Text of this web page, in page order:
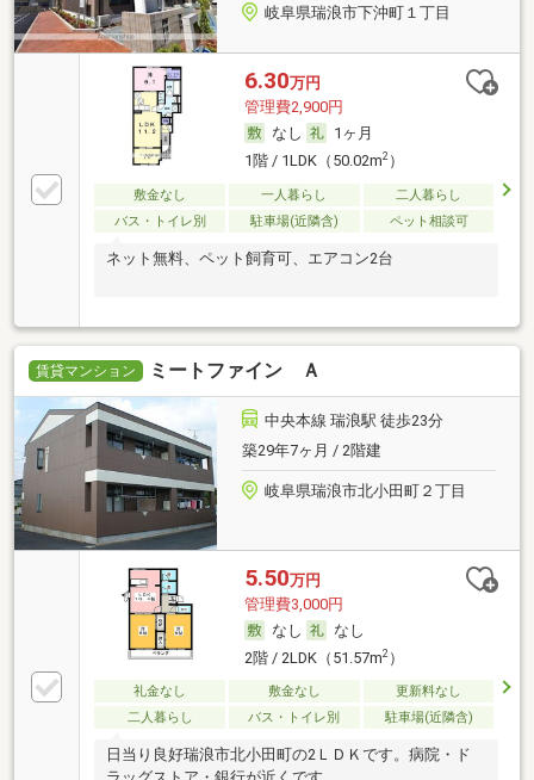
岐阜県瑞浪市下沖町１丁目
6.30万円
管理費2,900円
なし
1ヶ月
1階 / 1LDK（50.02m2）
敷金なし 一人暮らし
二人暮らし
バス・トイレ別
駐車場(近隣含) ペット相談可
ネット無料、ペット飼育可、エアコン2台
賃貸マンション ミートファイン Ａ
中央本線 瑞浪駅 徒歩23分
築29年7ヶ月 / 2階建
岐阜県瑞浪市北小田町２丁目
5.50万円
管理費3,000円
なし
なし
2階 / 2LDK（51.57m2）
礼金なし 敷金なし
更新料なし
二人暮らし
バス・トイレ別 駐車場(近隣含)
日当り良好瑞浪市北小田町の2ＬＤＫです。病院・ド